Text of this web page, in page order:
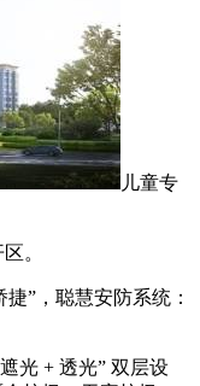
儿童专
。
”，聪慧安防系统：
光 + 透光” 双层设